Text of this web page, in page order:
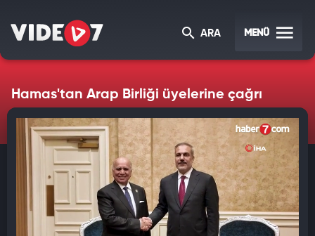
ARA MENÜ
Hamas'tan Arap Birliği üyelerine çağrı